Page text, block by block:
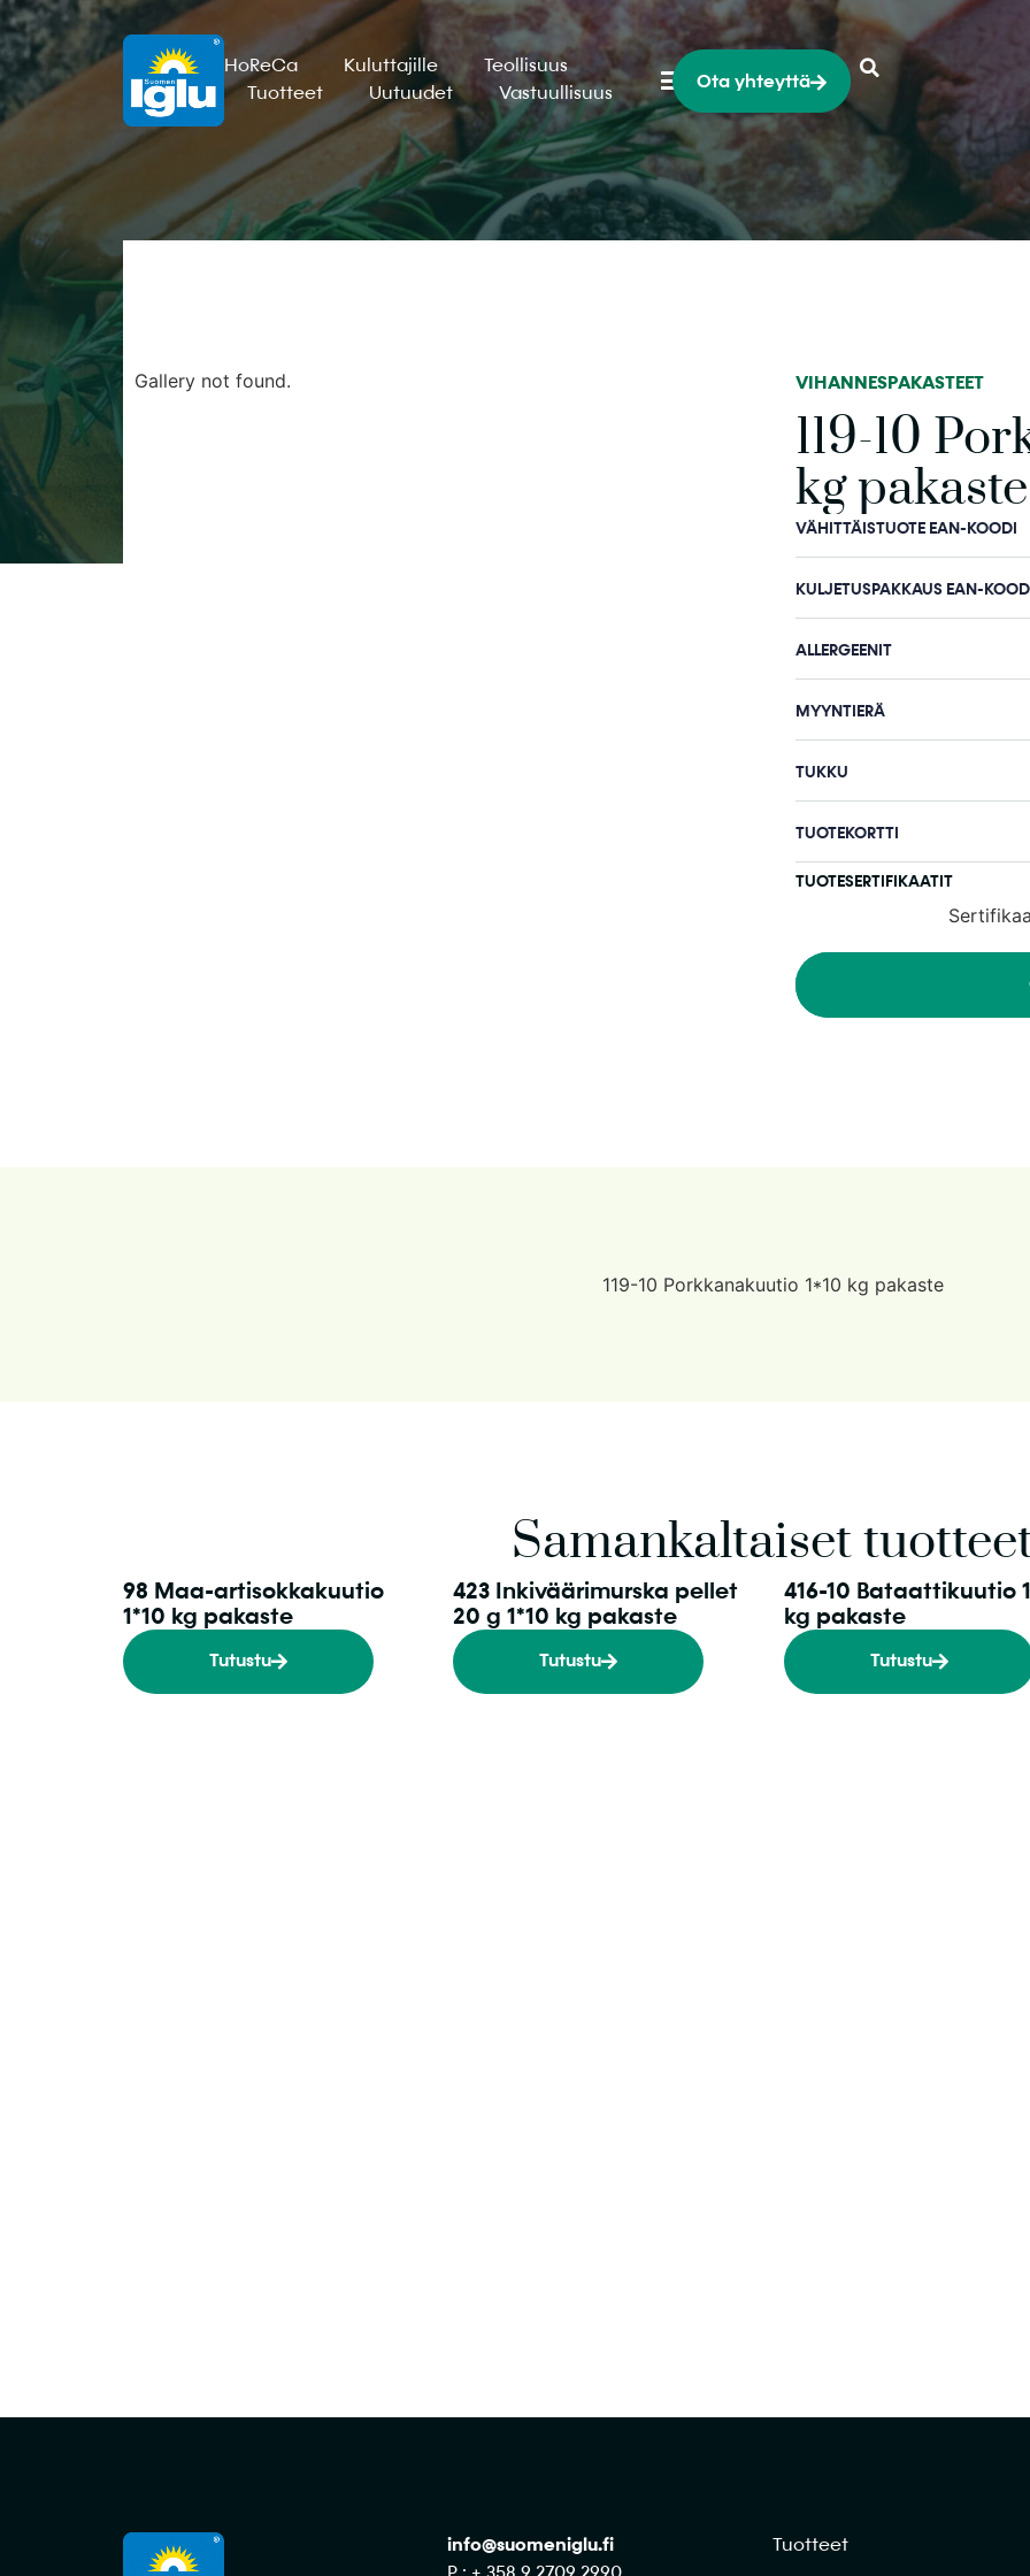
HoReCa Kuluttajille
Teollisuus
Tuotteet
Uutuudet Vastuullisuus
Ota yhteyttä
Gallery not found. VIHANNESPAKASTEET
119-10
kg pakaste
VÄHITTÄISTUOTE EAN-KOODI
KULJETUSPAKKAUS EAN-
ALLERGEENIT
MYYNTIERÄ
TUKKU
TUOTEKORTTI
TUOTESERTIFIKAATIT
119-10 Porkkanakuutio 1*10 kg pakaste
Samankaltaiset
98 Maa-artisokkakuutio
1*10 kg pakaste
Tutustu
423 Inkiväärimurska pellet
20 g 1*10 kg pakaste
Tutustu
416-10 Bataattikuutio
kg pakaste
Tutustu
info@suomeniglu.fi
Tuotteet